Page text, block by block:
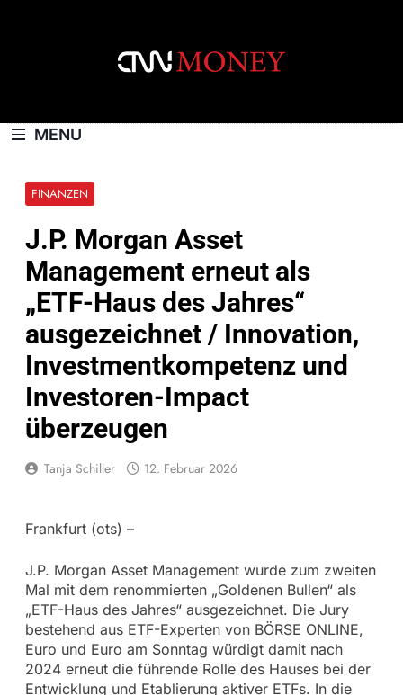
MENU
FINANZEN
J.P. Morgan Asset
Management erneut als
„ETF-Haus des Jahres“
ausgezeichnet / Innovation,
Investmentkompetenz und
Investoren-Impact
überzeugen
Tanja Schiller 12. Februar 2026
Frankfurt (ots) –
J.P. Morgan Asset Management wurde zum zweiten
Mal mit dem renommierten „Goldenen Bullen“ als
„ETF-Haus des Jahres“ ausgezeichnet. Die Jury
bestehend aus ETF-Experten von BÖRSE ONLINE,
Euro und Euro am Sonntag würdigt damit nach
2024 erneut die führende Rolle des Hauses bei der
Entwicklung und Etablierung aktiver ETFs. In die